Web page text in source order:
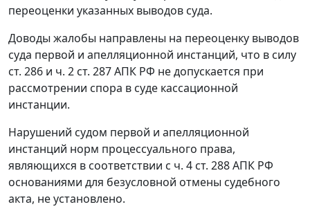
переоценки указанных выводов суда.
Доводы жалобы направлены на переоценку выводов
суда первой и апелляционной инстанций, что в силу
ст. 286 и ч. 2 ст. 287 АПК РФ не допускается при
рассмотрении спора в суде кассационной
инстанции.
Нарушений судом первой и апелляционной
инстанций норм процессуального права,
являющихся в соответствии с ч. 4 ст. 288 АПК РФ
основаниями для безусловной отмены судебного
акта, не установлено.